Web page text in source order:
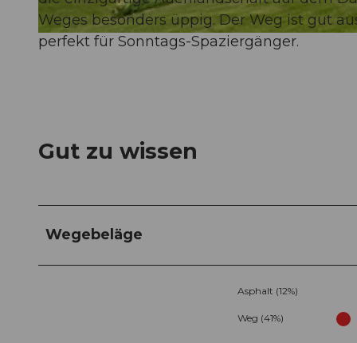
© Susy Mezzanotte
Weges besonders üppig. Der Weg ist gut
perfekt für Sonntags-Spaziergänger.
Gut zu wissen
Wegebeläge
Asphalt (12%)
Weg (41%)